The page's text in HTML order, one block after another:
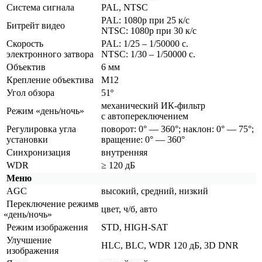
Система сигнала
PAL, NTSC
Битрейт видео
PAL: 1080p при 25 к/с
NTSC: 1080p при 30 к/с
Скорость
электронного затвора
PAL: 1/25 – 1/50000 с.
NTSC: 1/30 – 1/50000 с.
Объектив
6 мм
Крепление объектива
М12
Угол обзора
51º
Режим «день/ночь»
механический ИК-фильтр
с автопереключением
Регулировка угла
установки
поворот: 0° — 360°; наклон: 0° — 75°;
вращение: 0° — 360°
Синхронизация
внутренняя
WDR
≥ 120 дБ
Меню
AGC
высокий, средний, низкий
Переключение режимв
«день/ночь»
цвет, ч/б, авто
Режим изображения
STD, HIGH-SAT
Улучшение
изображения
HLC, BLC, WDR 120 дБ, 3D DNR